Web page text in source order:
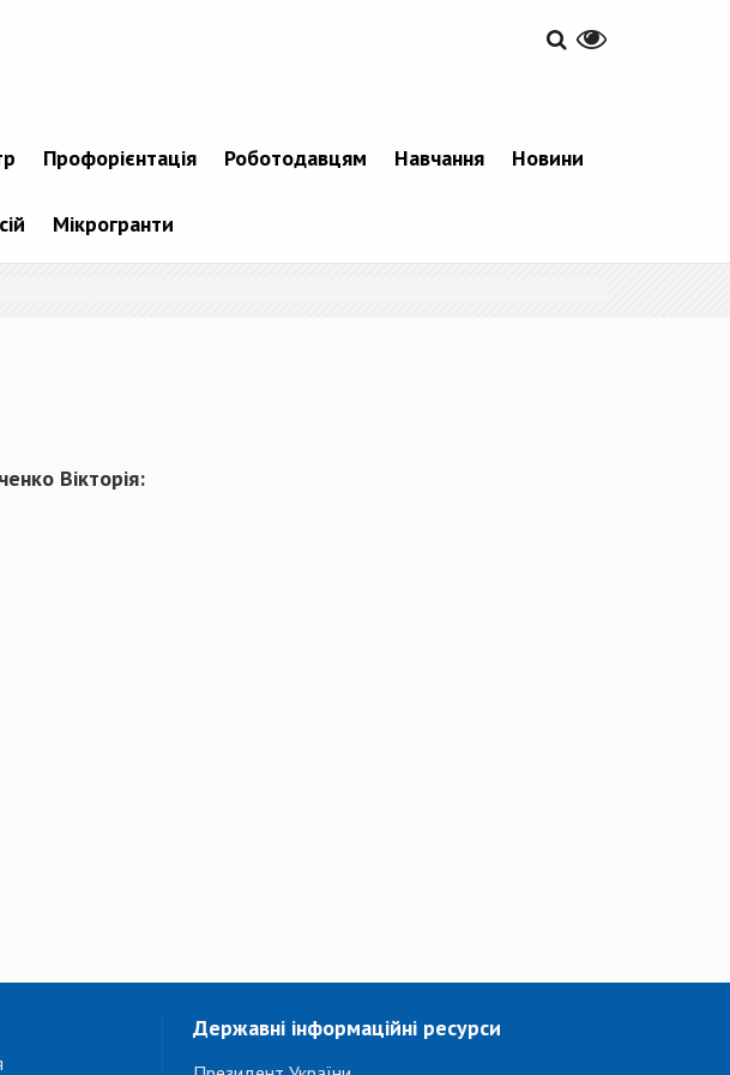
Профорієнтація Роботодавцям Навчання Новини
Мікрогранти
Вікторія:
Державні інформаційні ресурси